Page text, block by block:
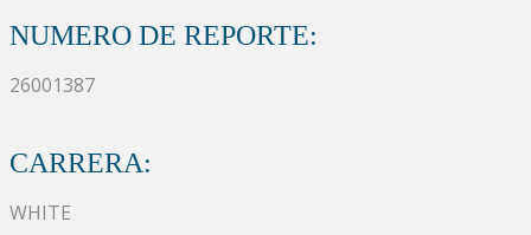
NUMERO DE REPORTE:
26001387
CARRERA:
WHITE